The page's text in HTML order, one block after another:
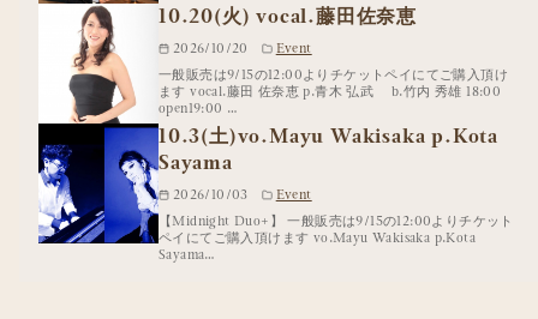
10.20(火) vocal.藤田佐奈恵
2026/10/20
Event
一般販売は9/15の12:00よりチケットペイにてご購入頂け
ます vocal.藤田 佐奈恵 p.青木 弘武 b.竹内 秀雄 18:00
open19:00 …
10.3(土)vo.Mayu Wakisaka p.Kota
Sayama
2026/10/03
Event
【Midnight Duo+】 一般販売は9/15の12:00よりチケット
ペイにてご購入頂けます vo.Mayu Wakisaka p.Kota
Sayama…